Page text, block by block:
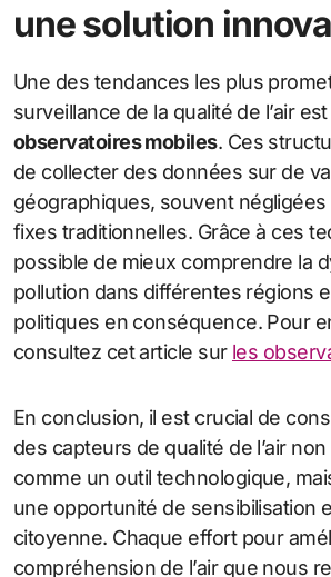
une solution
Une des tendances les plus
surveillance de la qualité de l’air
observatoires mobiles. Ces
de collecter des données sur de
géographiques, souvent
fixes traditionnelles. Grâce à ces
possible de mieux comprendre la
pollution dans différentes régions
politiques en conséquence. Pour
consultez cet article sur les
En conclusion, il est crucial de
des capteurs de qualité de l’air
comme un outil technologique,
une opportunité de sensibilisation
citoyenne. Chaque effort pour
compréhension de l’air que nous